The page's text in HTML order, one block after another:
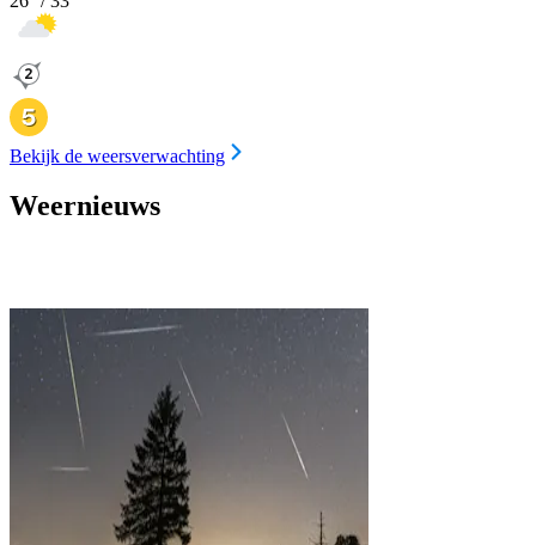
Bekijk de weersverwachting
Weernieuws